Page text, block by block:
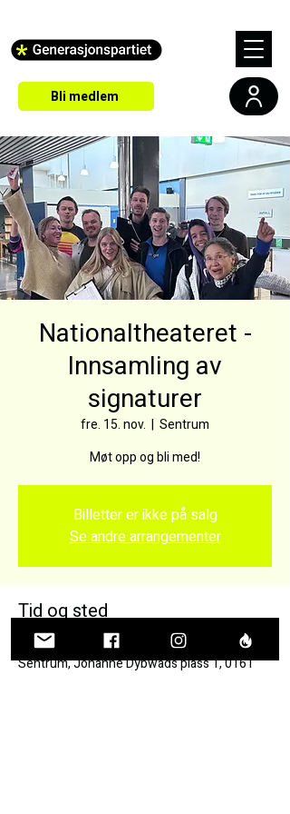
Bli medlem
Nationaltheateret -
Innsamling av
signaturer
fre. 15. nov.
  |
Sentrum
Møt opp og bli med!
Billetter er ikke på salg
Se andre arrangementer
Tid og sted
15. nov. 2024, 15:00 – 18:00
Sentrum, Johanne Dybwads plass 1, 0161